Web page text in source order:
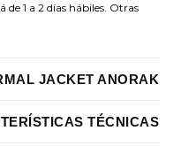
1 a 2 días hábiles. Otras
JACKET ANORAK
TÉCNICAS